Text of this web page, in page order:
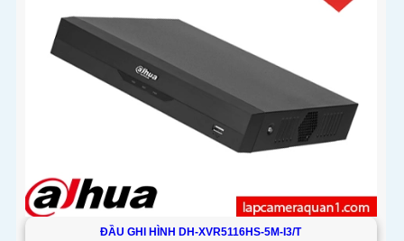
ĐẦU GHI HÌNH DH-XVR5116HS-5M-I3/T